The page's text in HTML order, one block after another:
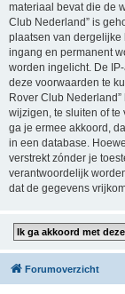
materiaal bevat die de
Club Nederland” is
plaatsen van dergelijke
ingang en permanent
worden ingelicht. De
deze voorwaarden te
Rover Club
wijzigen, te sluiten of
ga je ermee akkoord,
in een database.
verstrekt zónder je
verantwoordelijk
dat de gegevens
Forumoverzicht